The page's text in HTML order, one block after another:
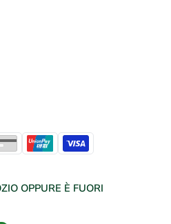
OPPURE È FUORI